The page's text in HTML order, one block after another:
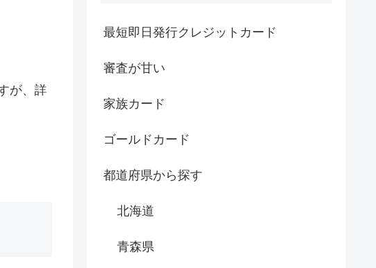
が、詳
最短即日発行クレジットカード
審査が甘い
家族カード
ゴールドカード
都道府県から探す
北海道
青森県